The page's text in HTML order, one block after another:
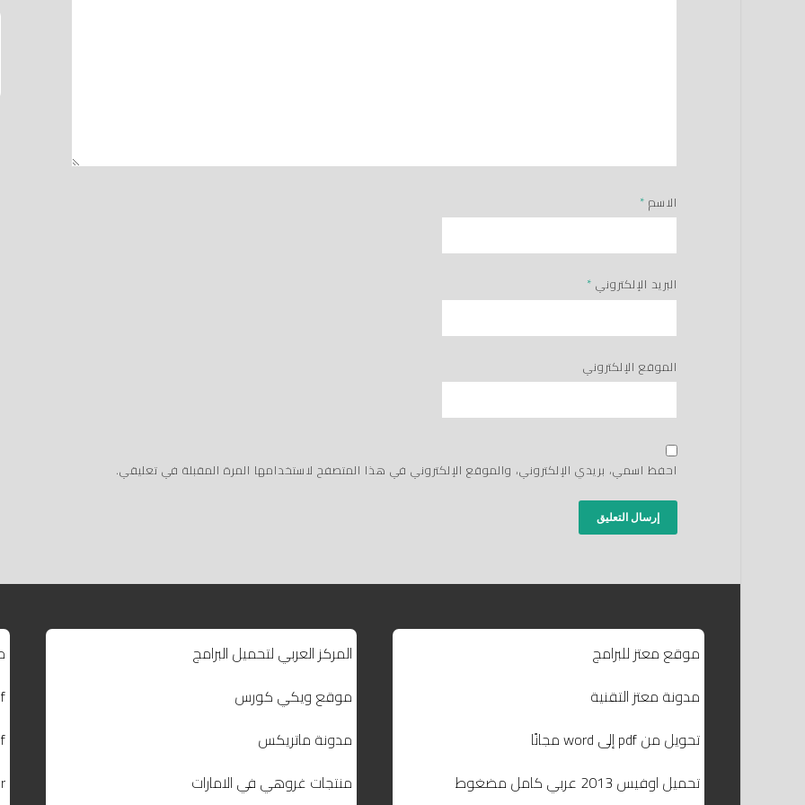
الاسم *
البريد الإلكتروني *
الموقع الإلكتروني
احفظ اسمي، بريدي الإلكتروني، والموقع الإلكتروني في هذا المتصفح لاستخدامها المرة المقبلة في تعليقي.
موقع معتز للبرامج
مدونة معتز التقنية
تحويل من pdf إلى word مجانًا
تحميل اوفيس 2013 عربي كامل مضغوط
المركز العربي لتحميل البرامج
موقع ويكي كورس
مدونة ماتريكس
منتجات غروهي في الامارات